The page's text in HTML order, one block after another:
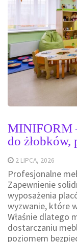
MINIFORM
do żłobków,
2 LIPCA, 2026
Profesjonalne
Zapewnienie
wyposażenia
wyzwanie, które
Właśnie dlatego
dostarczaniu
poziomem